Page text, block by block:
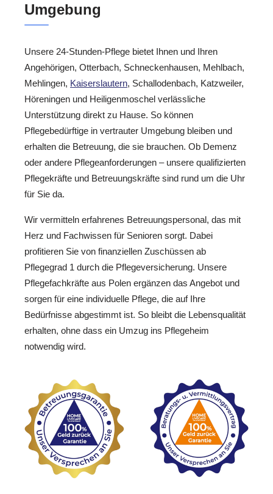
Umgebung
Unsere 24-Stunden-Pflege bietet Ihnen und Ihren
Angehörigen, Otterbach, Schneckenhausen, Mehlbach,
Mehlingen, Kaiserslautern, Schallodenbach, Katzweiler,
Höreningen und Heiligenmoschel verlässliche
Unterstützung direkt zu Hause. So können
Pflegebedürftige in vertrauter Umgebung bleiben und
erhalten die Betreuung, die sie brauchen. Ob Demenz
oder andere Pflegeanforderungen – unsere qualifizierten
Pflegekräfte und Betreuungskräfte sind rund um die Uhr
für Sie da.
Wir vermitteln erfahrenes Betreuungspersonal, das mit
Herz und Fachwissen für Senioren sorgt. Dabei
profitieren Sie von finanziellen Zuschüssen ab
Pflegegrad 1 durch die Pflegeversicherung. Unsere
Pflegefachkräfte aus Polen ergänzen das Angebot und
sorgen für eine individuelle Pflege, die auf Ihre
Bedürfnisse abgestimmt ist. So bleibt die Lebensqualität
erhalten, ohne dass ein Umzug ins Pflegeheim
notwendig wird.